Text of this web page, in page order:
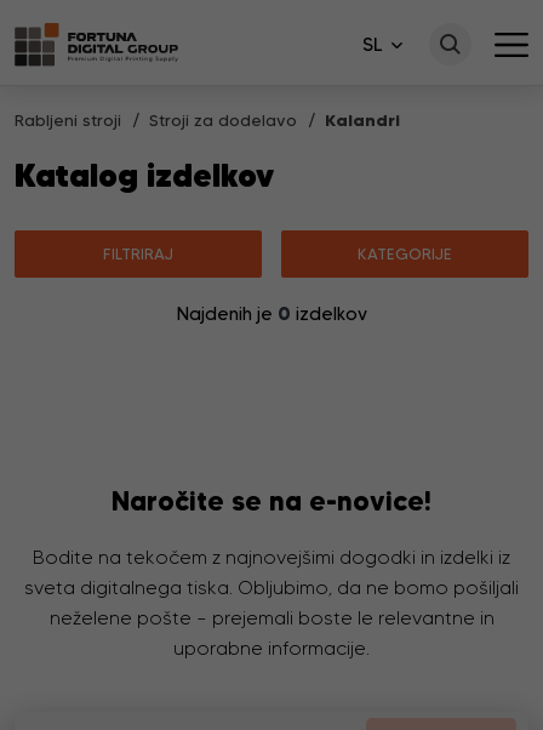
SL
Rabljeni stroji Stroji za dodelavo Kalandri
Katalog izdelkov
FILTRIRAJ KATEGORIJE
Najdenih je 0 izdelkov
Naročite se na e-novice!
Bodite na tekočem z najnovejšimi dogodki in izdelki iz
sveta digitalnega tiska. Obljubimo, da ne bomo pošiljali
neželene pošte – prejemali boste le relevantne in
uporabne informacije.